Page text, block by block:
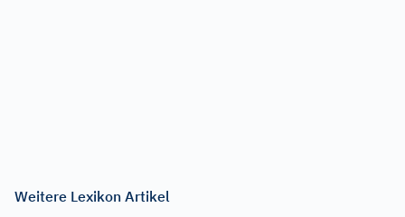
Weitere Lexikon Artikel